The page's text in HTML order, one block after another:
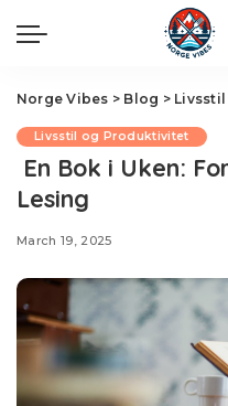
Norge Vibes > Blog >
Livsstil og Produktivitet
En Bok i Uken:
Lesing
March 19, 2025